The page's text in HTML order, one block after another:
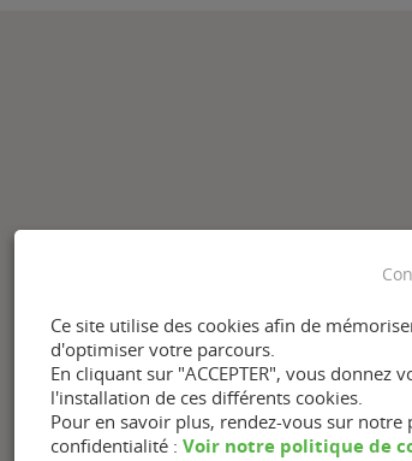
Ce site utilise des cookies afin de
d'optimiser votre parcours.
En cliquant sur "ACCEPTER", vous donnez
l'installation de ces différents cookies.
Pour en savoir plus, rendez-vous sur notre
confidentialité : Voir notre politique de